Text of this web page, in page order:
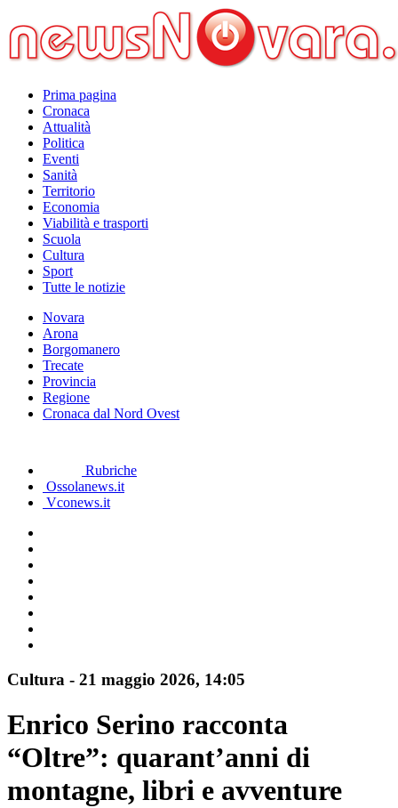
Prima pagina
Cronaca
Attualità
Politica
Eventi
Sanità
Territorio
Economia
Viabilità e trasporti
Scuola
Cultura
Sport
Tutte le notizie
Novara
Arona
Borgomanero
Trecate
Provincia
Regione
Cronaca dal Nord Ovest
Rubriche
Ossolanews.it
Vconews.it
Cultura - 21 maggio 2026, 14:05
Enrico Serino racconta
“Oltre”: quarant’anni di
montagne, libri e avventure